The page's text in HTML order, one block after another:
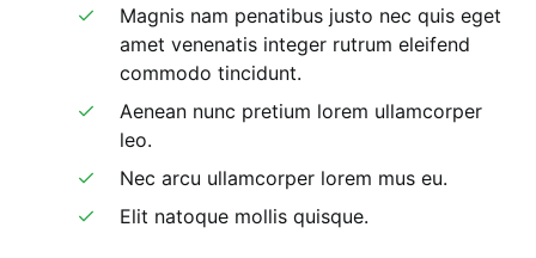
Magnis nam penatibus justo nec quis eget
amet venenatis integer rutrum eleifend
commodo tincidunt.
Aenean nunc pretium lorem ullamcorper
leo.
Nec arcu ullamcorper lorem mus eu.
Elit natoque mollis quisque.